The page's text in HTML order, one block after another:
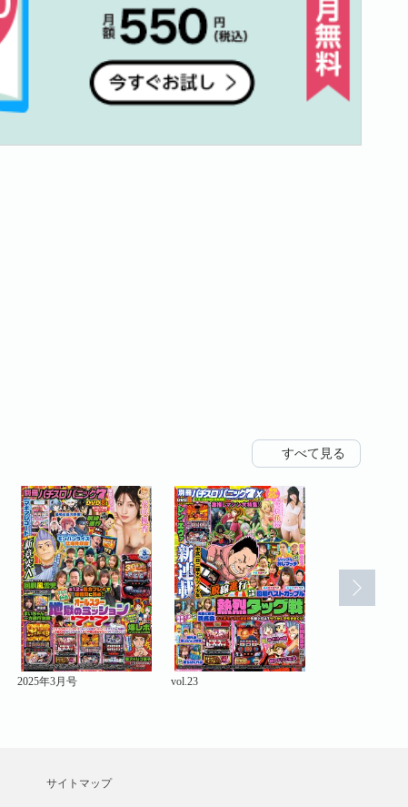
すべて見る
2025年3月号 vol.23
サイトマップ